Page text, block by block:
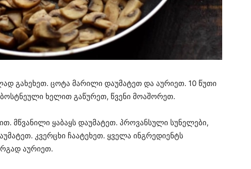
გახეხეთ. ცოტა მარილი დაუმატეთ და აურიეთ. 10 წუთი
ხელით გაწურეთ, წვენი მოაშორეთ.
მწვანილი ყაბაყს დაუმატეთ. პროვანსული სუნელები,
კვერცხი ჩაატეხეთ. ყველა ინგრედიენტს
აურიეთ.